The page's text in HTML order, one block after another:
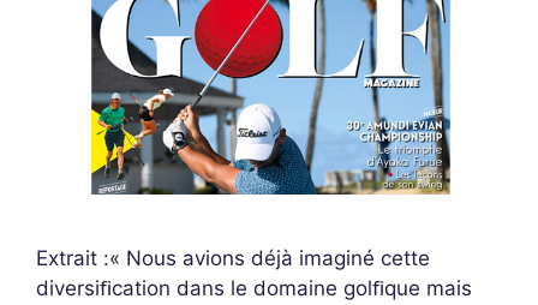
Extrait :« Nous avions déjà imaginé cette
diversiﬁcation dans le domaine golﬁque mais